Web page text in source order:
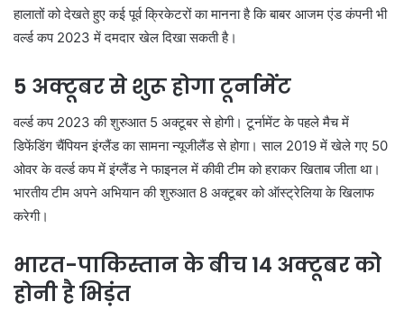
हालातों को देखते हुए कई पूर्व क्रिकेटरों का मानना है कि बाबर आजम एंड कंपनी भी
वर्ल्ड कप 2023 में दमदार खेल दिखा सकती है।
5 अक्टूबर से शुरू होगा टूर्नामेंट
वर्ल्ड कप 2023 की शुरुआत 5 अक्टूबर से होगी। टूर्नामेंट के पहले मैच में
डिफेंडिंग चैंपियन इंग्लैंड का सामना न्यूजीलैंड से होगा। साल 2019 में खेले गए 50
ओवर के वर्ल्ड कप में इंग्लैंड ने फाइनल में कीवी टीम को हराकर खिताब जीता था।
भारतीय टीम अपने अभियान की शुरुआत 8 अक्टूबर को ऑस्ट्रेलिया के खिलाफ
करेगी।
भारत-पाकिस्तान के बीच 14 अक्टूबर को
होनी है भिड़ंत